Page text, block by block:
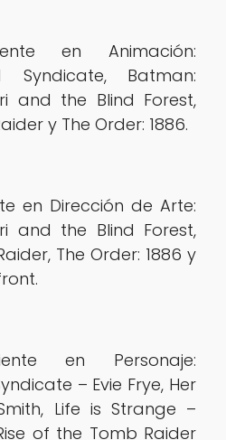
en Animación:
Syndicate, Batman:
and the Blind Forest,
y The Order: 1886.
en Dirección de Arte:
and the Blind Forest,
The Order: 1886 y
en Personaje:
– Evie Frye, Her
Life is Strange –
of the Tomb Raider